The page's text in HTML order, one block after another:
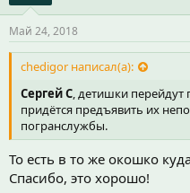
Май 24, 2018
chedigor написал(а):
Cергей C, детишки перейдут
придётся предъявить их
погранслужбы.
То есть в то же окошко
Спасибо, это хорошо!